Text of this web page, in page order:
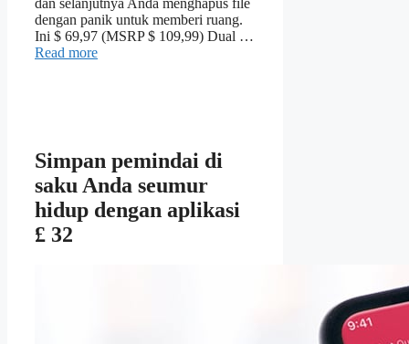
dengan panik untuk memberi ruang.
Ini $ 69,97 (MSRP $ 109,99) Dual …
Read more
Simpan pemindai di
saku Anda seumur
hidup dengan aplikasi
£ 32